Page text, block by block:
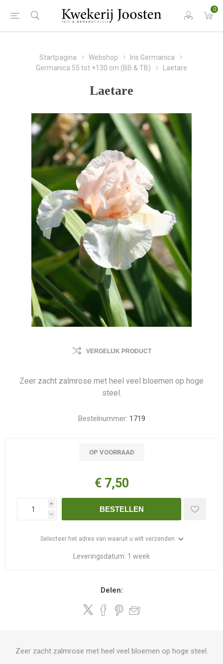
0
Startpagina Webshop
Iris Germanica
Germanica 55 tot +130 cm (BB & TB)
Laetare
Laetare
VERGELIJK PRODUCT
Zeer zacht zalmrose met heel veel bloemen op hoge
steel.
Bestelnummer: 1719
OP VOORRAAD
€ 7,50
i
h
BESTELLEN
Selecteer het adres van waaruit u wilt verzenden
Leveringsdatum: 1 week
Delen:
Zeer zacht zalmrose met heel veel bloemen op hoge steel.